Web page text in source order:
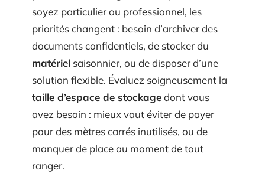
soyez particulier ou professionnel, les
priorités changent : besoin d’archiver des
documents confidentiels, de stocker du
matériel saisonnier, ou de disposer d’une
solution flexible. Évaluez soigneusement la
taille d’espace de stockagedont vous
avez besoin : mieux vaut éviter de payer
pour des mètres carrés inutilisés, ou de
manquer de place au moment de tout
ranger.